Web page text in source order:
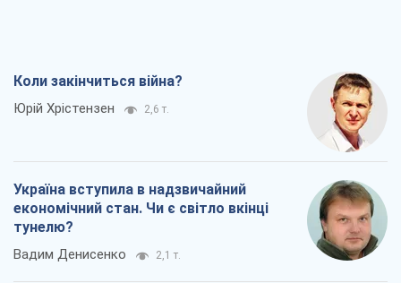
Коли закінчиться війна?
Юрій Хрістензен 2,6 т.
Україна вступила в надзвичайний
економічний стан. Чи є світло вкінці
тунелю?
Вадим Денисенко 2,1 т.